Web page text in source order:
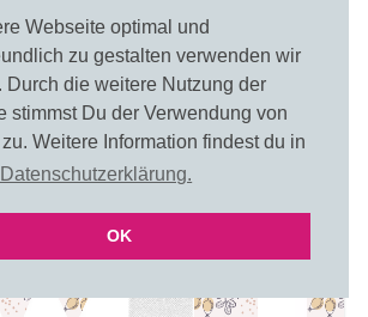
Webseite optimal und
zu gestalten verwenden wir
Durch die weitere Nutzung der
stimmst Du der Verwendung von
Weitere Information findest du in
OK